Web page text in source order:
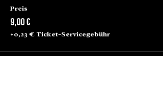
Preis
9,00 €
+0,23 € Ticket-Servicegebühr